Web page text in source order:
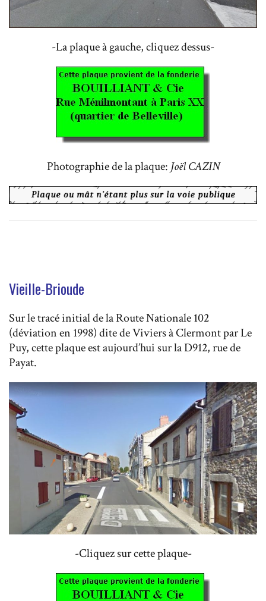
-La plaque à gauche, cliquez dessus-
Photographie de la plaque: Joël CAZIN
Vieille-Brioude
Sur le tracé initial de la Route Nationale 102
(déviation en 1998) dite de Viviers à Clermont par Le
Puy, cette plaque est aujourd’hui sur la D912, rue de
Payat.
-Cliquez sur cette plaque-